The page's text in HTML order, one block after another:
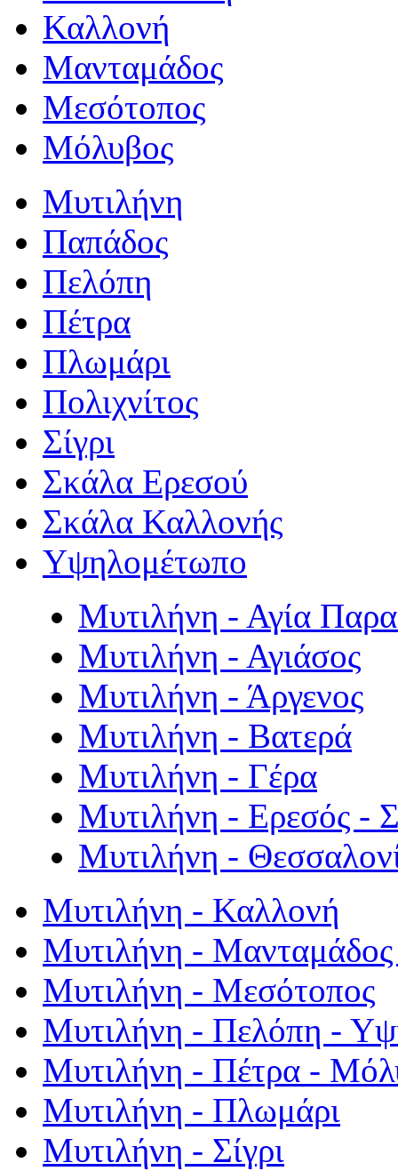
Καλλονή
Μανταμάδος
Μεσότοπος
Μόλυβος
Μυτιλήνη
Παπάδος
Πελόπη
Πέτρα
Πλωμάρι
Πολιχνίτος
Σίγρι
Σκάλα Ερεσού
Σκάλα Καλλονής
Υψηλομέτωπο
Μυτιλήνη - Αγία
Μυτιλήνη - Αγιάσος
Μυτιλήνη - Άργενος
Μυτιλήνη - Βατερά
Μυτιλήνη - Γέρα
Μυτιλήνη - Ερεσός -
Μυτιλήνη -
Μυτιλήνη - Καλλονή
Μυτιλήνη - Μανταμάδος
Μυτιλήνη - Μεσότοπος
Μυτιλήνη - Πελόπη -
Μυτιλήνη - Πέτρα -
Μυτιλήνη - Πλωμάρι
Μυτιλήνη - Σίγρι